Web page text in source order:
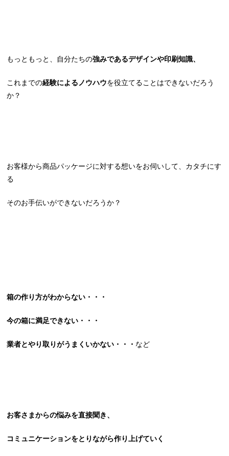
もっともっと、自分たちの強みであるデザインや印刷知識、
これまでの経験によるノウハウを役立てることはできないだろう
か？
お客様から商品パッケージに対する想いをお伺いして、カタチにす
る
そのお手伝いができないだろうか？
箱の作り方がわからない・・・
今の箱に満足できない・・・
業者とやり取りがうまくいかない・・・ など
お客さまからの悩みを直接聞き、
コミュニケーションをとりながら作り上げていく